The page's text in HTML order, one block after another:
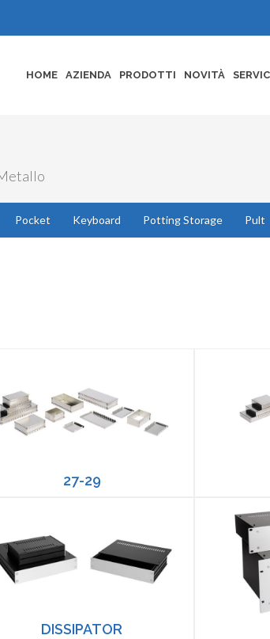
HOME AZIENDA PRODOTTI NOVITÀ
Pocket Keyboard Potting Storage Pult
27-29
DISSIPATOR